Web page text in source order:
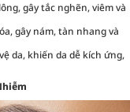
gây tắc nghẽn, viêm và
gây nám, tàn nhang và
da, khiến da dễ kích ứng,